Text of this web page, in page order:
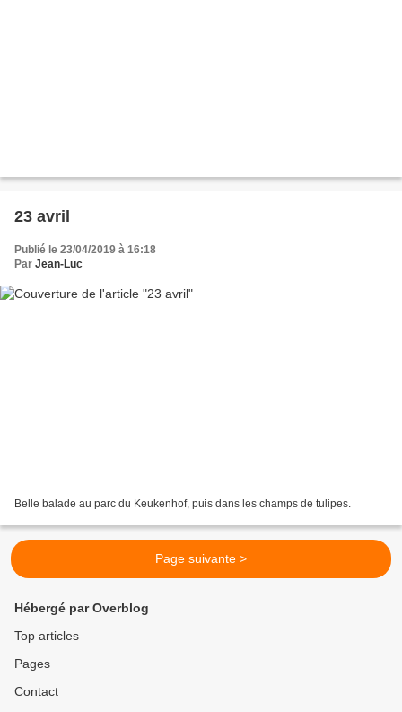
23 avril
Publié le 23/04/2019 à 16:18
Par Jean-Luc
Belle balade au parc du Keukenhof, puis dans les champs de tulipes.
Page suivante >
Hébergé par Overblog
Top articles
Pages
Contact